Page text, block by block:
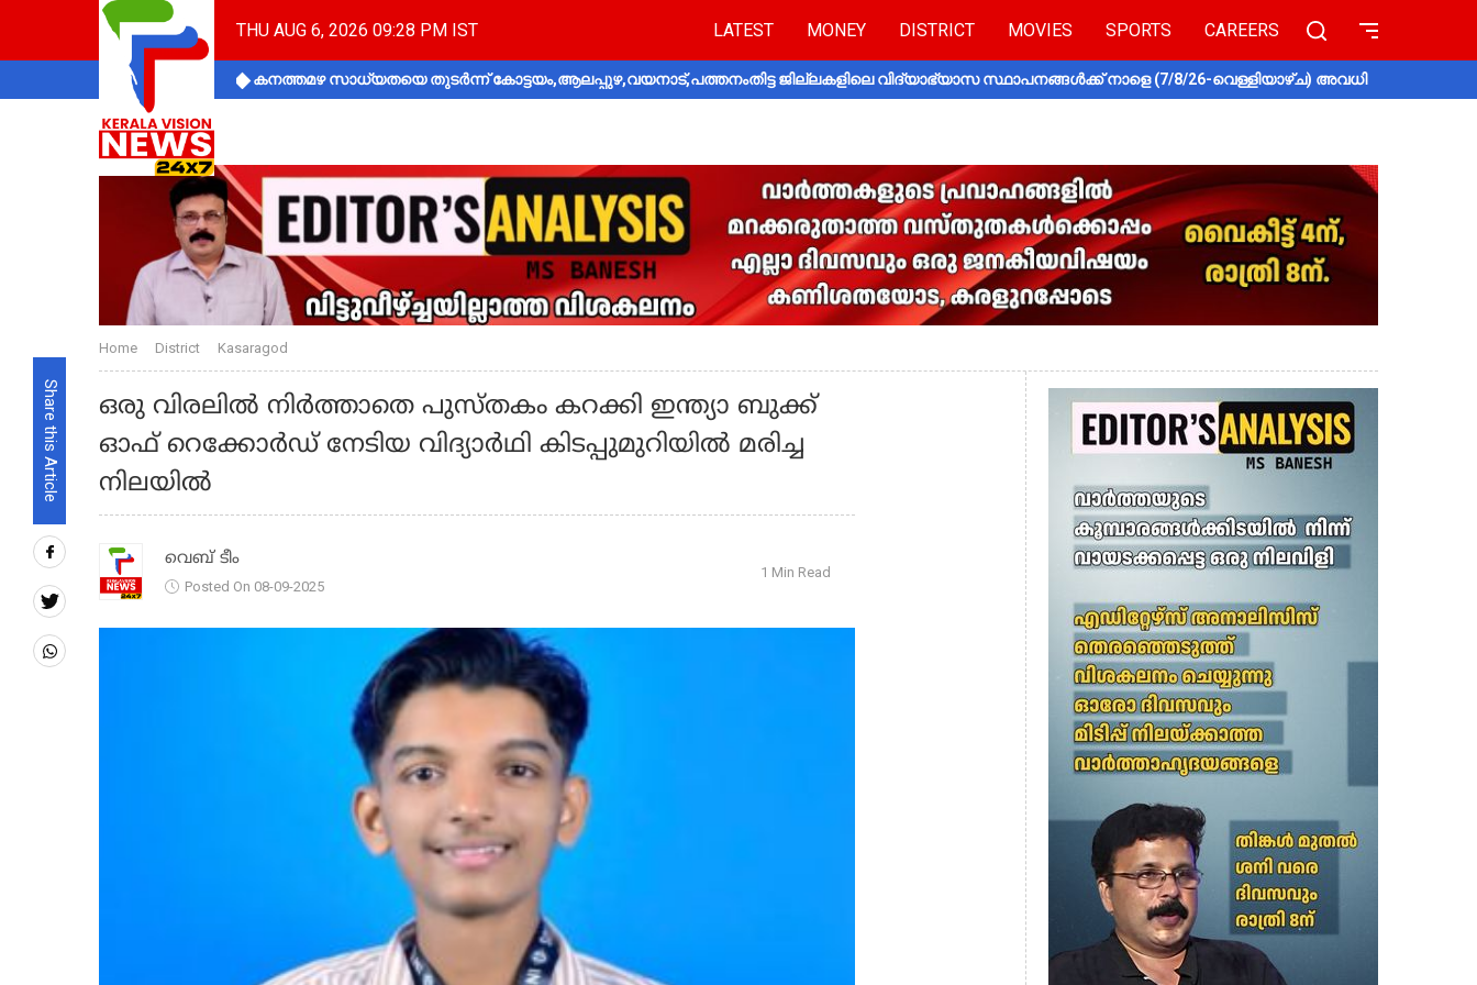
THU AUG 6, 2026 09:28 PM IST LATEST MONEY DISTRICT MOVIES SPORTS CAREERS
കനത്തമഴ സാധ്യതയെ തുടർന്ന് കോട്ടയം,ആലപ്പുഴ,വയനാട്,പത്തനംതിട്ട ജില്ലകളിലെ വിദ്യാഭ്യാസ സ്ഥാപനങ്ങൾക്ക് നാളെ (7/8/26-വെള്ളിയാഴ്ച) അവധി
Share this Article
Home District Kasaragod
ഒരു വിരലിൽ നിർത്താതെ പുസ്തകം കറക്കി ഇന്ത്യാ ബുക്ക്
ഓഫ് റെക്കോർഡ് നേടിയ വിദ്യാർഥി കിടപ്പുമുറിയിൽ മരിച്ച
നിലയിൽ
വെബ് ടീം
Posted On 08-09-2025
1 Min Read